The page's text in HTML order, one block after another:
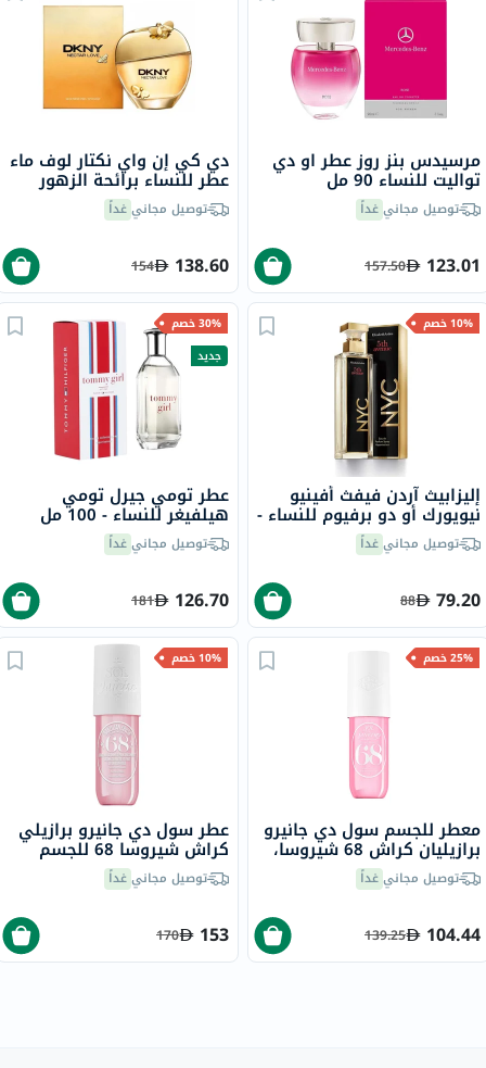
مرسيدس بنز روز عطر او دي
تواليت للنساء 90 مل
توصيل مجانيغداً
123.01
157.50
دي كي إن واي نكتار لوف ماء
عطر للنساء برائحة الزهور
100 ملتوصيل مجانيغداً
138.60
154
10% خصم
إليزابيث آردن فيفث أفينيو
نيويورك أو دو برفيوم للنساء -
عطر زهري فاخر 125 مل
توصيل مجانيغداً
79.20
88
30% خصم
جديد
عطر تومي جيرل تومي
هيلفيغر للنساء - 100 مل
توصيل مجانيغداً
126.70
181
25% خصم
معطر للجسم سول دي جانيرو
برازيليان كراش 68 شيروسا،
90 ملتوصيل مجانيغداً
104.44
139.25
10% خصم
عطر سول دي جانيرو برازيلي
كراش شيروسا 68 للجسم
240 ملتوصيل مجانيغداً
153
170